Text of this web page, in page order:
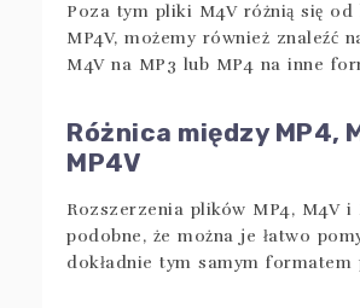
Poza tym pliki M4V różnią się
MP4V, możemy również znaleźć
M4V na MP3 lub MP4 na inne
Różnica między MP4,
MP4V
Rozszerzenia plików MP4, M4V i
podobne, że można je łatwo
dokładnie tym samym formatem